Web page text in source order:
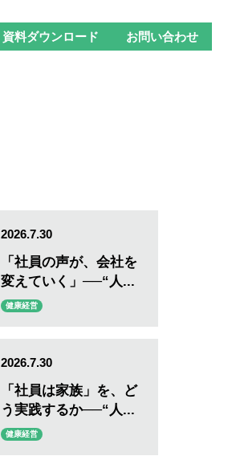
資料ダウンロード お問い合わせ
2026.7.30
「社員の声が、会社を
変えていく」──“人...
健康経営
2026.7.30
「社員は家族」を、ど
う実践するか──“人...
健康経営